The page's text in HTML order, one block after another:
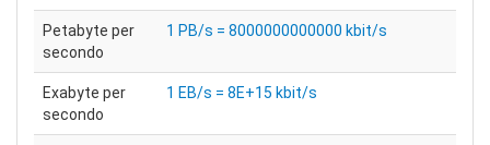
Petabyte per
secondo
1 PB/s = 8000000000000 kbit/s
Exabyte per
secondo
1 EB/s = 8E+15 kbit/s